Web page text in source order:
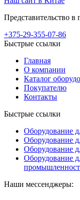
Представительство в
+375-29-355-07-86
Быстрые ссылки
Главная
О компании
Каталог
Покупателю
Контакты
Быстрые ссылки
Оборудование
Оборудование
Оборудование
Оборудование
Наши мессенджеры: